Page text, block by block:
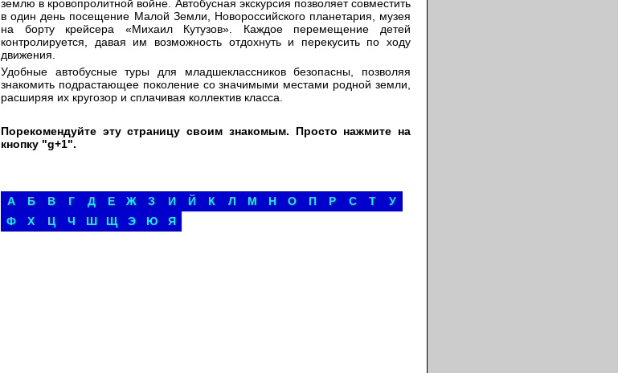
землю в кровопролитной войне. Автобусная экскурсия позволяет совместить
в один день посещение Малой Земли, Новороссийского планетария, музея
на борту крейсера «Михаил Кутузов». Каждое перемещение детей
контролируется, давая им возможность отдохнуть и перекусить по ходу
движения.
Удобные автобусные туры для младшеклассников безопасны, позволяя
знакомить подрастающее поколение со значимыми местами родной земли,
расширяя их кругозор и сплачивая коллектив класса.
Порекомендуйте эту страницу своим знакомым. Просто нажмите на
кнопку "g+1".
А Б В Г Д Е Ж З И Й К Л М Н О П Р С Т
У
Ф
Х Ц Ч Ш Щ Э Ю Я